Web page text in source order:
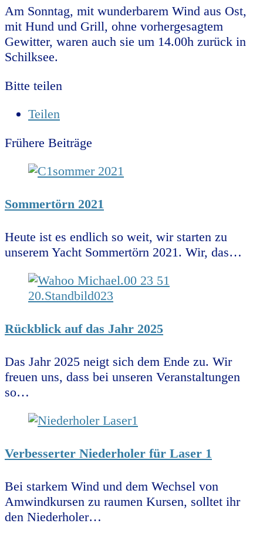
Am Sonntag, mit wunderbarem Wind aus Ost,
mit Hund und Grill, ohne vorhergesagtem
Gewitter, waren auch sie um 14.00h zurück in
Schilksee.
Bitte teilen
Teilen
Frühere Beiträge
Sommertörn 2021
Heute ist es endlich so weit, wir starten zu
unserem Yacht Sommertörn 2021. Wir, das…
Rückblick auf das Jahr 2025
Das Jahr 2025 neigt sich dem Ende zu. Wir
freuen uns, dass bei unseren Veranstaltungen
so…
Verbesserter Niederholer für Laser 1
Bei starkem Wind und dem Wechsel von
Amwindkursen zu raumen Kursen, solltet ihr
den Niederholer…